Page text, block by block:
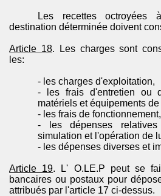
Les recettes octroyées
destination déterminée doivent
Article 18.
Les charges sont
les:
- les charges d'exploitation,
- les frais d'entretien ou
matériels et équipements de
- les frais de fonctionnement,
- les dépenses
simulation et l'opération de
- les dépenses diverses et
Article 19. L' O.LE.P peut se
bancaires ou postaux pour
attribués par l'article 17 ci-dessus.